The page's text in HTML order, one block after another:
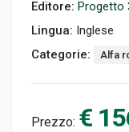
Editore: Progetto
Lingua: Inglese
Categorie:
Alfa
Prezzo: €